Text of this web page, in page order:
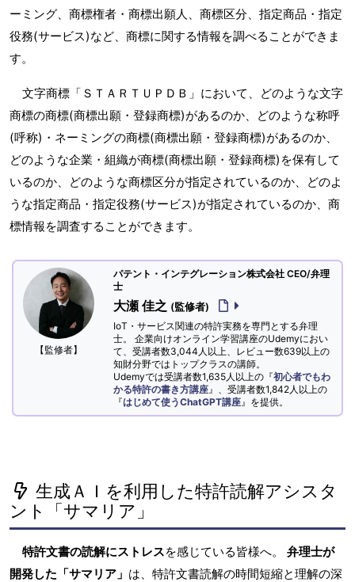
ーミング、商標権者・商標出願人、商標区分、指定商品・指定
役務(サービス)など、商標に関する情報を調べることができま
す。
文字商標「ＳＴＡＲＴＵＰＤＢ」において、どのような文字
商標の商標(商標出願・登録商標)があるのか、どのような称呼
(呼称)・ネーミングの商標(商標出願・登録商標)があるのか、
どのような企業・組織が商標(商標出願・登録商標)を保有して
いるのか、どのような商標区分が指定されているのか、どのよ
うな指定商品・指定役務(サービス)が指定されているのか、商
標情報を調査することができます。
【監修者】
パテント・インテグレーション株式会社 CEO/弁理
士
大瀬 佳之 (監修者)
IoT・サービス関連の特許実務を専門とする弁理
士。 企業向けオンライン学習講座のUdemyにおい
て、受講者数3,044人以上、レビュー数639以上の
知財分野ではトップクラスの講師。
Udemyでは受講者数1,635人以上の『初心者でもわ
かる特許の書き方講座 』、受講者数1,842人以上の
『はじめて使うChatGPT講座 』を提供。
生成ＡＩを利用した特許読解アシスタ
ント「サマリア」
特許文書の読解にストレスを感じている皆様へ。 弁理士が
開発した「サマリア」 は、特許文書読解の時間短縮と理解の深